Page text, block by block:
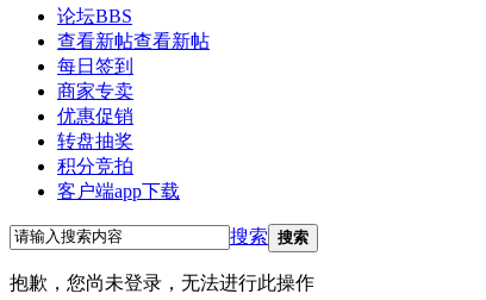
论坛BBS
查看新帖查看新帖
每日签到
商家专卖
优惠促销
转盘抽奖
积分竞拍
客户端app下载
搜索 搜索
抱歉，您尚未登录，无法进行此操作